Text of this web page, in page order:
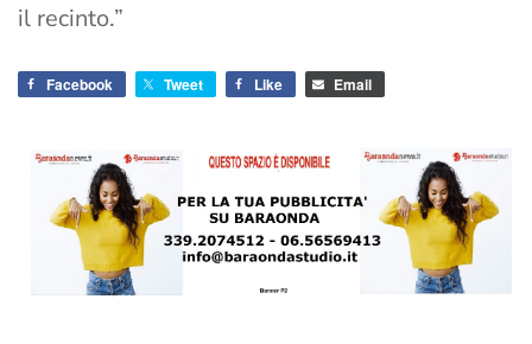
il recinto.”
Facebook Tweet Like Email